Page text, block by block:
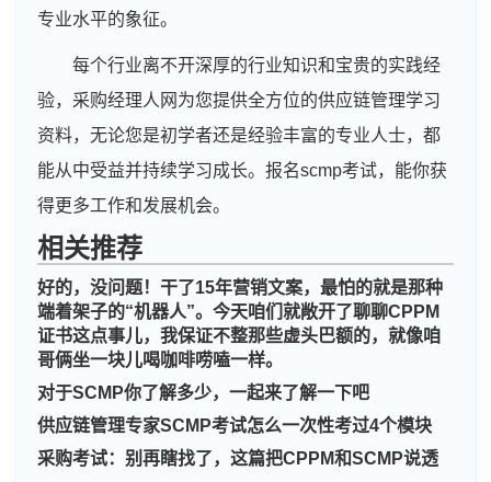
专业水平的象征。
每个行业离不开深厚的行业知识和宝贵的实践经
验，采购经理人网为您提供全方位的供应链管理学习
资料，无论您是初学者还是经验丰富的专业人士，都
能从中受益并持续学习成长。报名scmp考试，能你获
得更多工作和发展机会。
相关推荐
好的，没问题！干了15年营销文案，最怕的就是那种
端着架子的“机器人”。今天咱们就敞开了聊聊CPPM
证书这点事儿，我保证不整那些虚头巴额的，就像咱
哥俩坐一块儿喝咖啡唠嗑一样。
对于SCMP你了解多少，一起来了解一下吧
供应链管理专家SCMP考试怎么一次性考过4个模块
采购考试：别再瞎找了，这篇把CPPM和SCMP说透
周** 181****8882 2026-08-03
刘** 189****7903 2026-08-06